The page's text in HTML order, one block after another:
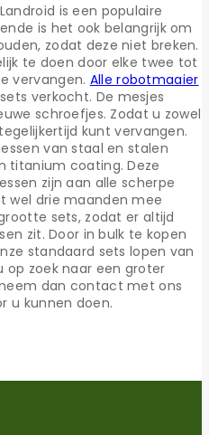
is een populaire
is het ook belangrijk om
zodat deze niet breken.
te doen door elke twee tot
vervangen. Alle robotmaaier
verkocht. De mesjes
schroefjes. Zodat u zowel
kunt vervangen.
van staal en stalen
titanium coating. Deze
zijn aan alle scherpe
wel drie maanden mee
sets, zodat er altijd
zit. Door in bulk te kopen
standaard sets lopen van
zoek naar een groter
dan contact met ons
u kunnen doen.